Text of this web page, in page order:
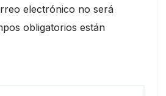
electrónico no será
obligatorios están